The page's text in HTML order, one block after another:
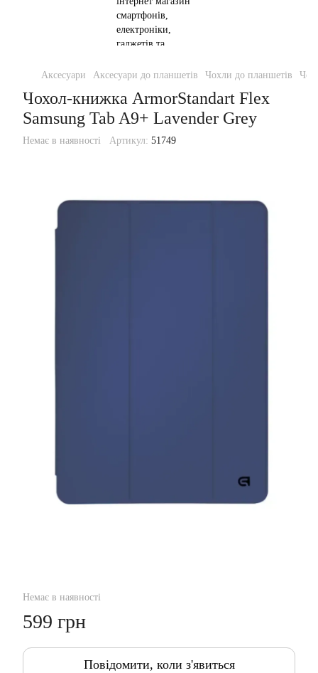
Аксесуари Аксесуари до планшетів Чохли до планшетів
Чохол-книжка ArmorStandart Flex
Samsung Tab A9+ Lavender Grey
Немає в наявності Артикул: 51749
Немає в наявності
599 грн
Повідомити, коли з'явиться